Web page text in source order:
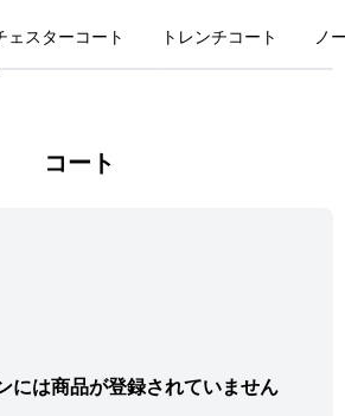
ェスターコート トレンチコート ノ
コート
には商品が登録されていません